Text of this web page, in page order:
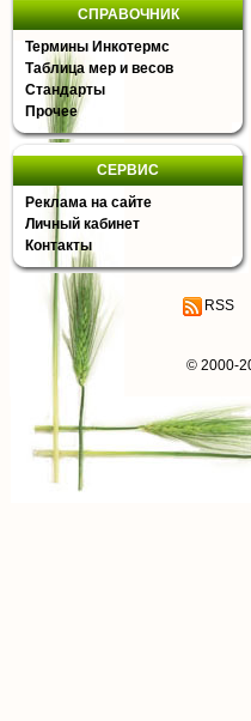
СПРАВОЧНИК
Термины Инкотермс
Таблица мер и весов
Стандарты
Прочее
СЕРВИС
Реклама на сайте
Личный кабинет
Контакты
RSS
© 2000-